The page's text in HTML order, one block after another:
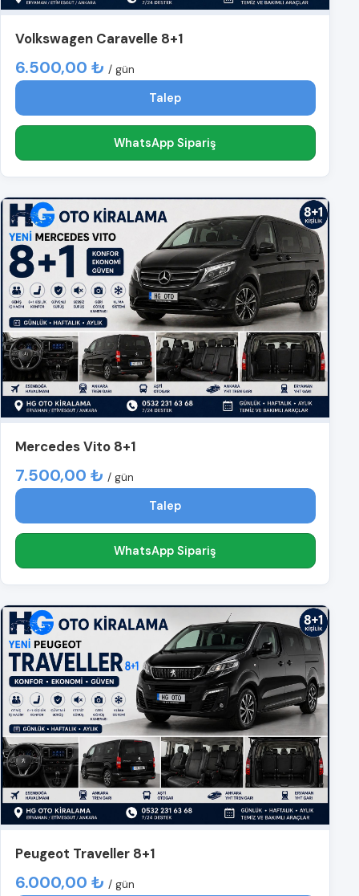
Volkswagen Caravelle 8+1
6.500,00 ₺ / gün
Talep
WhatsApp Sipariş
Mercedes Vito 8+1
7.500,00 ₺ / gün
Talep
WhatsApp Sipariş
Peugeot Traveller 8+1
6.000,00 ₺ / gün